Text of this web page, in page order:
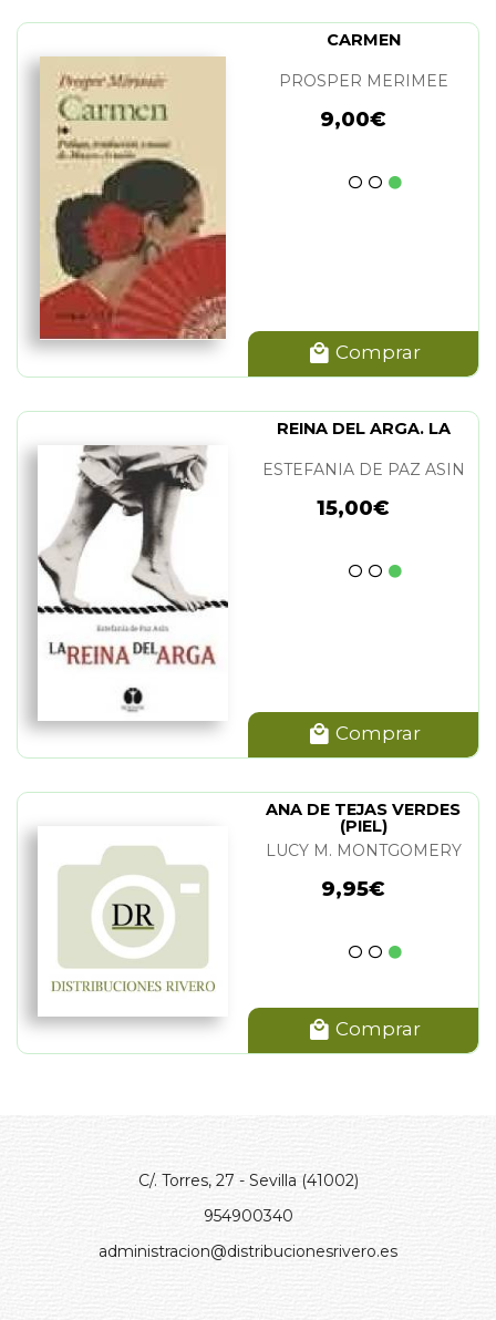
CARMEN
PROSPER MERIMEE
9,00€
Comprar
REINA DEL ARGA. LA
ESTEFANIA DE PAZ ASIN
15,00€
Comprar
ANA DE TEJAS VERDES
(PIEL)
LUCY M. MONTGOMERY
9,95€
Comprar
C/. Torres, 27 - Sevilla (41002)
954900340
administracion@distribucionesrivero.es